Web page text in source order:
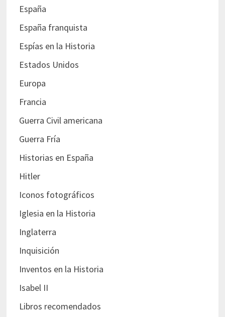
España
España franquista
Espías en la Historia
Estados Unidos
Europa
Francia
Guerra Civil americana
Guerra Fría
Historias en España
Hitler
Iconos fotográficos
Iglesia en la Historia
Inglaterra
Inquisición
Inventos en la Historia
Isabel II
Libros recomendados